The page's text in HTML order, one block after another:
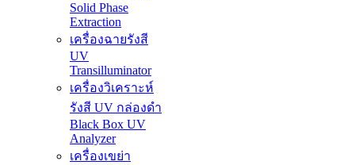
Solid Phase
Extraction
เครื่องฉายรังสี
UV
Transilluminator
เครื่องวิเคราะห์
รังสี UV กล่องดำ
Black Box UV
Analyzer
เครื่องเขย่า